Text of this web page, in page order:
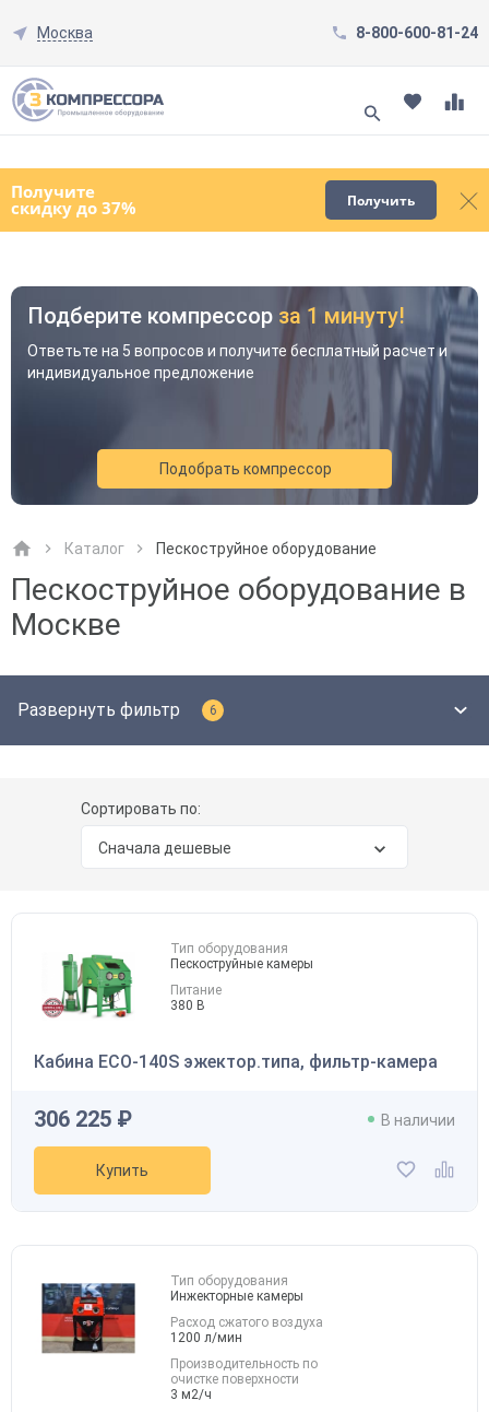
Москва 8-800-600-81-24
Получите
скидку до 37% Получить
Смотреть все товары
Подберите компрессор за 1 минуту!
Ответьте на 5 вопросов и получите бесплатный расчет и
индивидуальное предложение
Подобрать компрессор
Каталог Пескоструйное оборудование
Пескоструйное оборудование в
Москве
Развернуть фильтр 6
Сортировать по:
Сначала дешевые
Тип оборудования
Пескоструйные камеры
Питание
380 В
Кабина ECO-140S эжектор.типа, фильтр-камера
306 225 ₽ В наличии
Купить
Тип оборудования
Инжекторные камеры
Расход сжатого воздуха
1200 л/мин
Производительность по
очистке поверхности
3 м2/ч
Как к Вам обращаться?
Как к Вам обращаться?